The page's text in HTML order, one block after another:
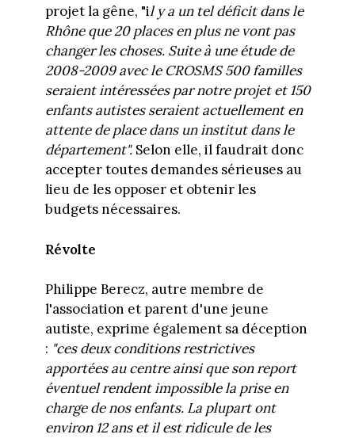
projet la gêne, "il y a un tel déficit dans le
Rhône que 20 places en plus ne vont pas
changer les choses. Suite à une étude de
2008-2009 avec le CROSMS 500 familles
seraient intéressées par notre projet et 150
enfants autistes seraient actuellement en
attente de place dans un institut dans le
département". Selon elle, il faudrait donc
accepter toutes demandes sérieuses au
lieu de les opposer et obtenir les
budgets nécessaires.
Révolte
Philippe Berecz, autre membre de
l'association et parent d'une jeune
autiste, exprime également sa déception
: "ces deux conditions restrictives
apportées au centre ainsi que son report
éventuel rendent impossible la prise en
charge de nos enfants. La plupart ont
environ 12 ans et il est ridicule de les